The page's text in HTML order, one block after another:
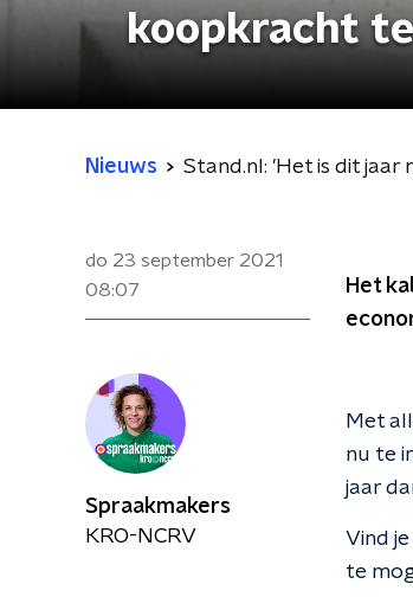
koopkracht
Nieuws Stand.nl: 'Het is dit
do 23 september 2021
08:07
Het
Met
nu te
jaar
Vind
te
Spraakmakers
KRO-NCRV